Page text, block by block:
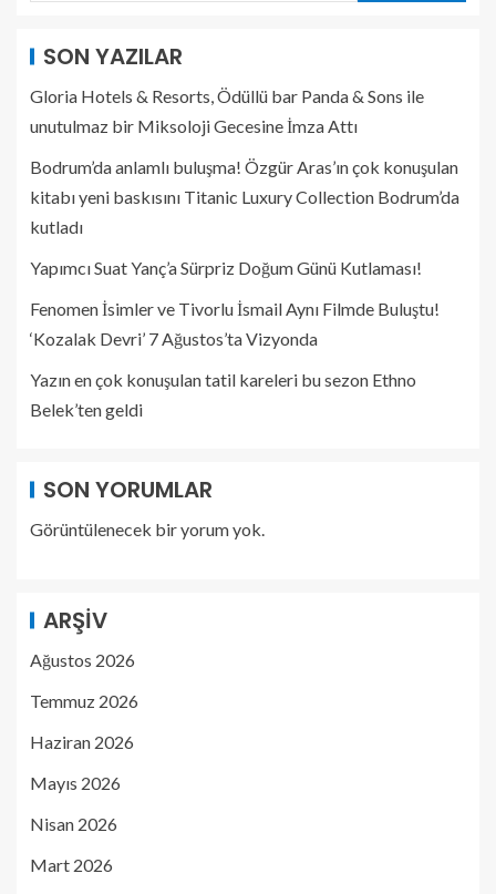
SON YAZILAR
Gloria Hotels & Resorts, Ödüllü bar Panda & Sons ile
unutulmaz bir Miksoloji Gecesine İmza Attı
Bodrum’da anlamlı buluşma! Özgür Aras’ın çok konuşulan
kitabı yeni baskısını Titanic Luxury Collection Bodrum’da
kutladı
Yapımcı Suat Yanç’a Sürpriz Doğum Günü Kutlaması!
Fenomen İsimler ve Tivorlu İsmail Aynı Filmde Buluştu!
‘Kozalak Devri’ 7 Ağustos’ta Vizyonda
Yazın en çok konuşulan tatil kareleri bu sezon Ethno
Belek’ten geldi
SON YORUMLAR
Görüntülenecek bir yorum yok.
ARŞIV
Ağustos 2026
Temmuz 2026
Haziran 2026
Mayıs 2026
Nisan 2026
Mart 2026